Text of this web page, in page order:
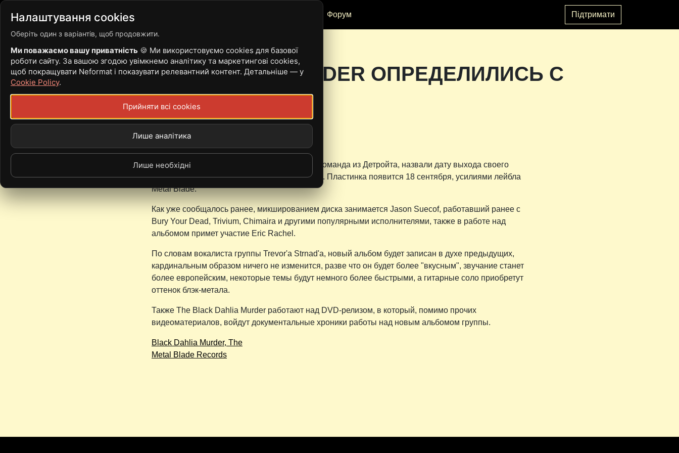
Війна Форум Підтримати
THE BLACK DAHLIA MURDER ОПРЕДЕЛИЛИСЬ С
ДАТОЙ РЕЛИЗА
21 Червень, 2007 - 21:23
SubwaySun
The Black Dahlia Murder, melodic death metal команда из Детройта, назвали дату выхода своего
будущего альбома под названием "Nocturnal". Пластинка появится 18 сентября, усилиями лейбла
Metal Blade.
Как уже сообщалось ранее, микшированием диска занимается Jason Suecof, работавший ранее с
Bury Your Dead, Trivium, Chimaira и другими популярными исполнителями, также в работе над
альбомом примет участие Eric Rachel.
По словам вокалиста группы Trevor'а Strnad'а, новый альбом будет записан в духе предыдущих,
кардинальным образом ничего не изменится, разве что он будет более "вкусным", звучание станет
более европейским, некоторые темы будут немного более быстрыми, а гитарные соло приобретут
оттенок блэк-метала.
Также The Black Dahlia Murder работают над DVD-релизом, в который, помимо прочих
видеоматериалов, войдут документальные хроники работы над новым альбомом группы.
Black Dahlia Murder, The
Metal Blade Records
Налаштування cookies
Оберіть один з варіантів, щоб продовжити.
Ми поважаємо вашу приватність 🍪 Ми використовуємо cookies для базової
роботи сайту. За вашою згодою увімкнемо аналітику та маркетингові cookies,
щоб покращувати Neformat і показувати релевантний контент. Детальніше — у
Cookie Policy.
Прийняти всі cookies
Лише аналітика
Лише необхідні